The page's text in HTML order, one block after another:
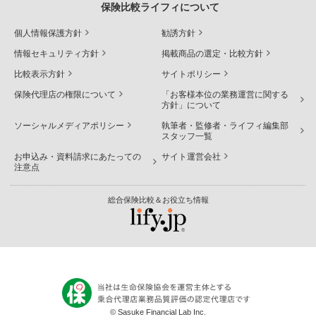
保険比較ライフィについて
個人情報保護方針 勧誘方針
情報セキュリティ方針 掲載商品の選定・比較方針
比較表示方針 サイトポリシー
保険代理店の権限について
「お客様本位の業務運営に関する
方針」について
ソーシャルメディアポリシー
執筆者・監修者・ライフィ編集部
スタッフ一覧
お申込み・資料請求にあたっての
注意点
サイト運営会社
総合保険比較＆お役立ち情報
© Sasuke Financial Lab Inc.